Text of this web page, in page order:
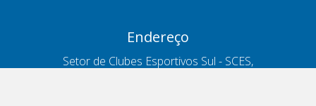
Endereço
Setor de Clubes Esportivos Sul - SCES,